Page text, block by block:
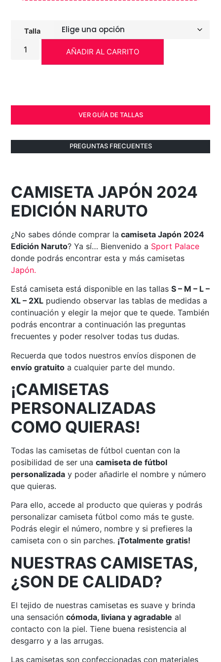
Talla
AÑADIR AL CARRITO
VER GUÍA DE TALLAS
PREGUNTAS FRECUENTES
CAMISETA JAPÓN 2024
EDICIÓN NARUTO
¿No sabes dónde comprar la camiseta Japón 2024
Edición Naruto? Ya sí… Bienvenido a Sport Palace
donde podrás encontrar esta y más camisetas
Japón.
Está camiseta está disponible en las tallasS – M – L –
XL – 2XL pudiendo observar las tablas de medidas a
continuación y elegir la mejor que te quede. También
podrás encontrar a continuación las preguntas
frecuentes y poder resolver todas tus dudas.
Recuerda que todos nuestros envíos disponen de
envío gratuito a cualquier parte del mundo.
¡CAMISETAS
PERSONALIZADAS
COMO QUIERAS!
Todas las camisetas de fútbol cuentan con la
posibilidad de ser unacamiseta de fútbol
personalizada y poder añadirle el nombre y número
que quieras.
Para ello, accede al producto que quieras y podrás
personalizar camiseta fútbol como más te guste.
Podrás elegir el número, nombre y si prefieres la
camiseta con o sin parches. ¡Totalmente gratis!
NUESTRAS CAMISETAS,
¿SON DE CALIDAD?
El tejido de nuestras camisetas es suave y brinda
una sensacióncómoda, liviana y agradable al
contacto con la piel. Tiene buena resistencia al
desgarro y a las arrugas.
Las camisetas son confeccionadas con materiales